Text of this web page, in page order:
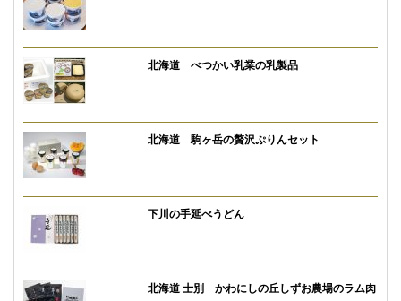
北海道 べつかい乳業の乳製品
北海道 駒ヶ岳の贅沢ぷりんセット
下川の手延べうどん
北海道 士別 かわにしの丘しずお農場のラム肉